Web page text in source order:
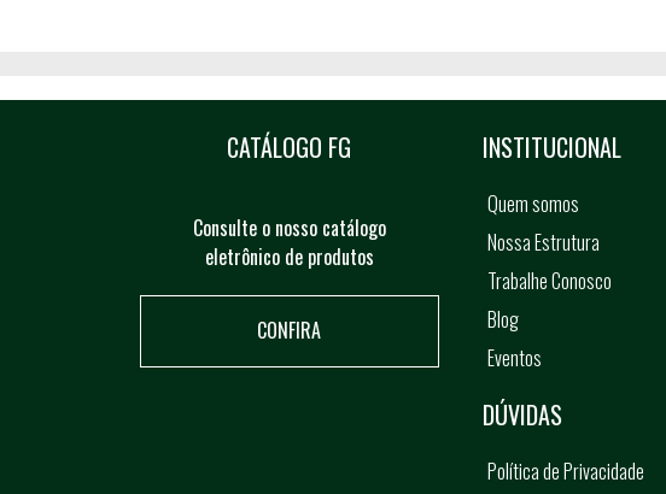
CATÁLOGO FG
Consulte o nosso catálogo
eletrônico de produtos
CONFIRA
INSTITUCIONAL
Quem somos
Nossa Estrutura
Trabalhe Conosco
Blog
Eventos
DÚVIDAS
Política de Privacidade